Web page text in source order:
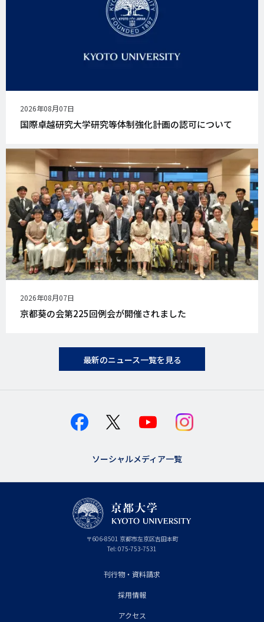
公
開
日
2026年08月07日
国際卓越研究大学研究等体制強化計画の認可について
公
開
日
2026年08月07日
京都葵の会第225回例会が開催されました
最新のニュース一覧を見る
ソーシャルメディア一覧
〒606-8501 京
都
府
京都市左京区吉田本町
Tel: 075-753-7531
刊行物・資料請求
採用情報
アクセス